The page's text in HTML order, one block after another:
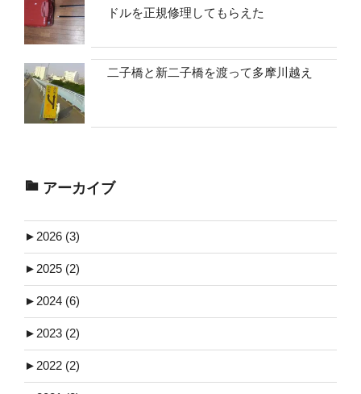
ドルを正規修理してもらえた
二子橋と新二子橋を渡って多摩川越え
アーカイブ
►2026 (3)
►2025 (2)
►2024 (6)
►2023 (2)
►2022 (2)